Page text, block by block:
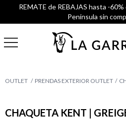
REMATE de REBAJAS hasta -60%
Península sin
OUTLET PRENDAS EXTERIOR OUTLET
CHAQUETA KENT |